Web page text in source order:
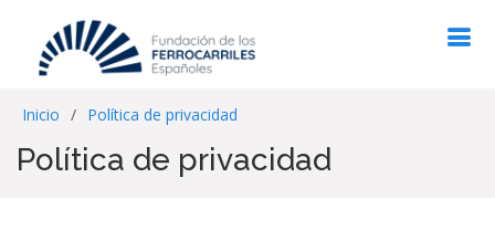
Inicio Política de privacidad
Política de privacidad